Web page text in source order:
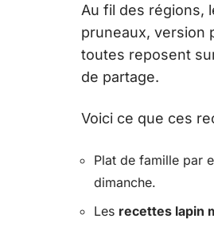
Au fil des régions,
pruneaux, version
toutes reposent
de partage.
Voici ce que ces
Plat de famille par
dimanche.
Les recettes lapin